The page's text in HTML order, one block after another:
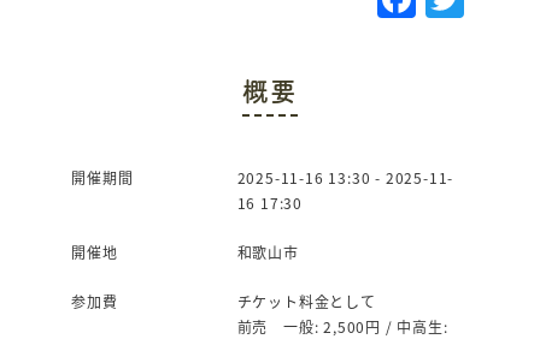
a
o
概要
開催期間
2025-11-16 13:30 - 2025-11-
16 17:30
開催地 和歌山市
参加費
チケット料金として
前売 一般: 2,500円 / 中高生: